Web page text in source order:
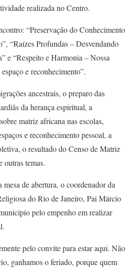
realizada no Centro.
“Preservação do Conhecimento
“Raízes Profundas – Desvendando
e “Respeito e Harmonia – Nossa
e reconhecimento”.
ancestrais, o preparo das
da herança espiritual, a
matriz africana nas escolas,
e reconhecimento pessoal, a
o resultado do Censo de Matriz
outras temas.
de abertura, o coordenador da
do Rio de Janeiro, Pai Márcio
pelo empenho em realizar
pelo convite para estar aqui. Não
ganhamos o feriado, porque quem